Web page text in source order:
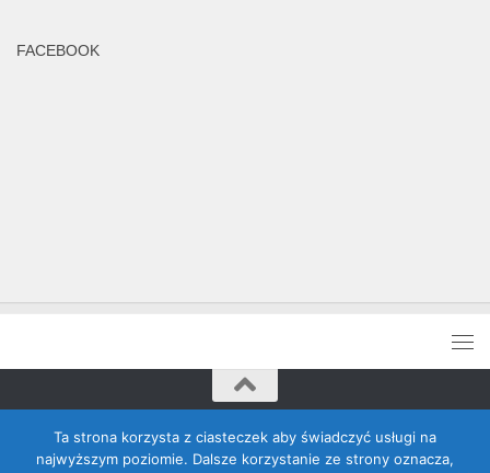
FACEBOOK
Rada Banino © 2026. Wszelkie prawa zastrzeżone
Ta strona korzysta z ciasteczek aby świadczyć usługi na
najwyższym poziomie. Dalsze korzystanie ze strony oznacza,